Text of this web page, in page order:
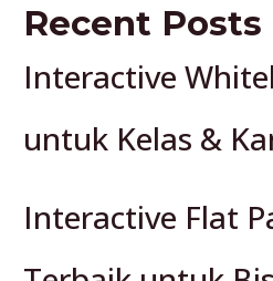
Recent Posts
Interactive
untuk Kelas &
Interactive Flat